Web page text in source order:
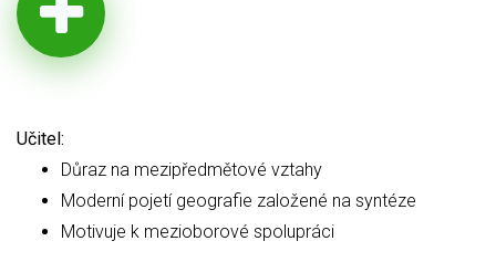
Učitel:
Důraz na mezipředmětové vztahy
Moderní pojetí geografie založené na syntéze
Motivuje k mezioborové spolupráci